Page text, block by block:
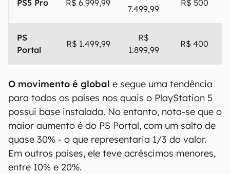
Edição
Digital
4.599,99
Slim
R$ 4.499,99
5.099,99
R$ 600
PS5 Pro R$ 6.999,99
R$
7.499,99
R$ 500
PS
Portal
R$ 1.499,99
R$